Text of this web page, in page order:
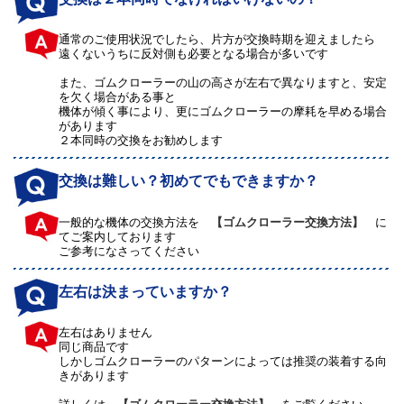
通常のご使用状況でしたら、片方が交換時期を迎えましたら
遠くないうちに反対側も必要となる場合が多いです
また、ゴムクローラーの山の高さが左右で異なりますと、安定
を欠く場合がある事と
機体が傾く事により、更にゴムクローラーの摩耗を早める場合
があります
２本同時の交換をお勧めします
交換は難しい？初めてでもできますか？
一般的な機体の交換方法を 【ゴムクローラー交換方法】
に
てご案内しております
ご参考になさってください
左右は決まっていますか？
左右はありません
同じ商品です
しかしゴムクローラーのパターンによっては推奨の装着する向
きがあります